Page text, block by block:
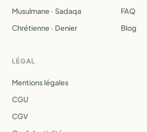
Musulmane · Sadaqa
Chrétienne · Denier
FAQ
Blog
LÉGAL
Mentions légales
CGU
CGV